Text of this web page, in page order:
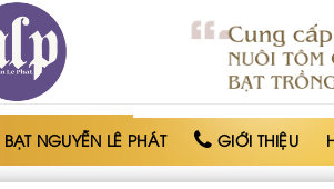
BẠT NGUYỄN LÊ PHÁT GIỚI THIỆU